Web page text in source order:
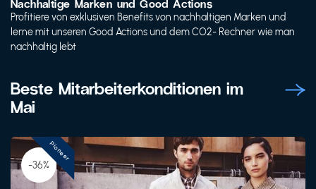
Nachhaltige Marken und Good Actions
Profitiere von exklusiven Benefits von nachhaltigen Marken und
lerne mit unseren Good Actions und dem CO2- Rechner wie man
nachhaltig lebt
Beste Mitarbeiterkonditionen im
Mai
-36%
Pioneer